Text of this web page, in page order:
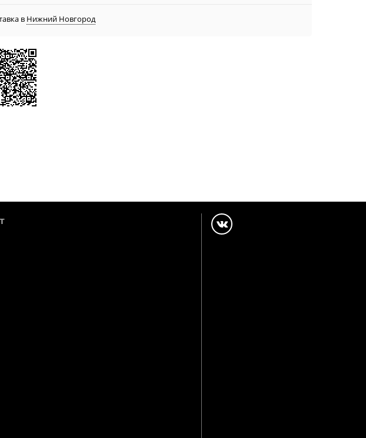
в Нижний Новгород